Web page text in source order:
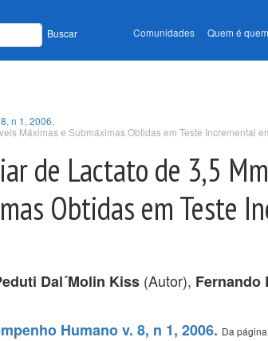
Buscar Comunidades Quem é quem
n 1, 2006.
Máximas e Submáximas Obtidas em Teste Incremental
de Lactato de 3,5
Obtidas em Teste
Dal´Molin Kiss (Autor), Fernando
Humano v. 8, n 1, 2006. Da